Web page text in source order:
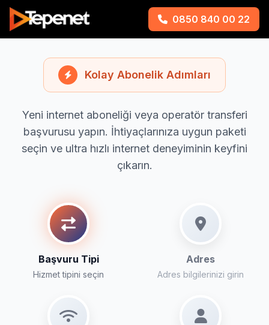
0850 840 00 22
Kolay Abonelik Adımları
Yeni internet aboneliği veya operatör transferi
başvurusu yapın. İhtiyaçlarınıza uygun paketi
seçin ve ultra hızlı internet deneyiminin keyfini
çıkarın.
Başvuru Tipi
Hizmet tipini seçin
Adres
Adres bilgilerinizi girin